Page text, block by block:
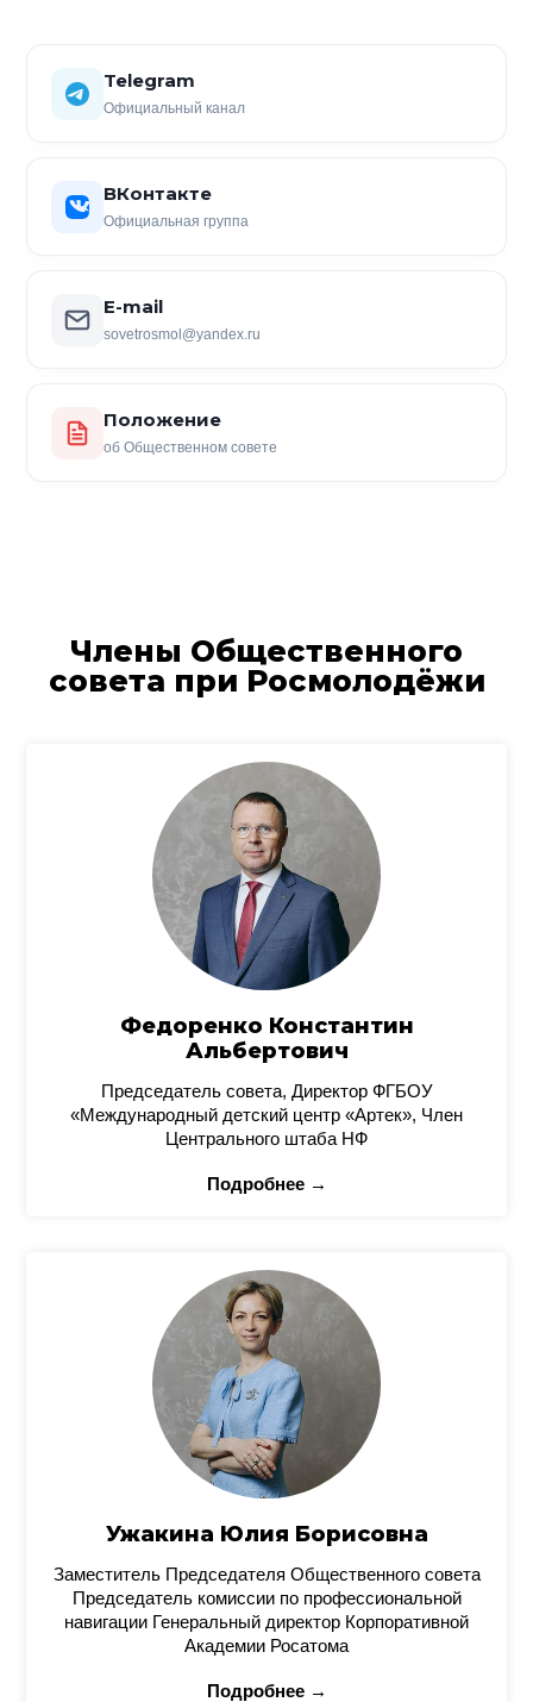
Telegram
Официальный канал
ВКонтакте
Официальная группа
E-mail
sovetrosmol@yandex.ru
Положение
об Общественном совете
Члены Общественного
совета при Росмолодёжи
Федоренко Константин
Альбертович
Председатель совета, Директор ФГБОУ
«Международный детский центр «Артек», Член
Центрального штаба НФ
Подробнее →
Ужакина Юлия Борисовна
Заместитель Председателя Общественного совета
Председатель комиссии по профессиональной
навигации Генеральный директор Корпоративной
Академии Росатома
Подробнее →